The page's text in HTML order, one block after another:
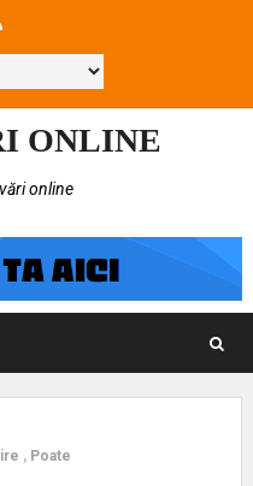
ONLINE
online
, Poate